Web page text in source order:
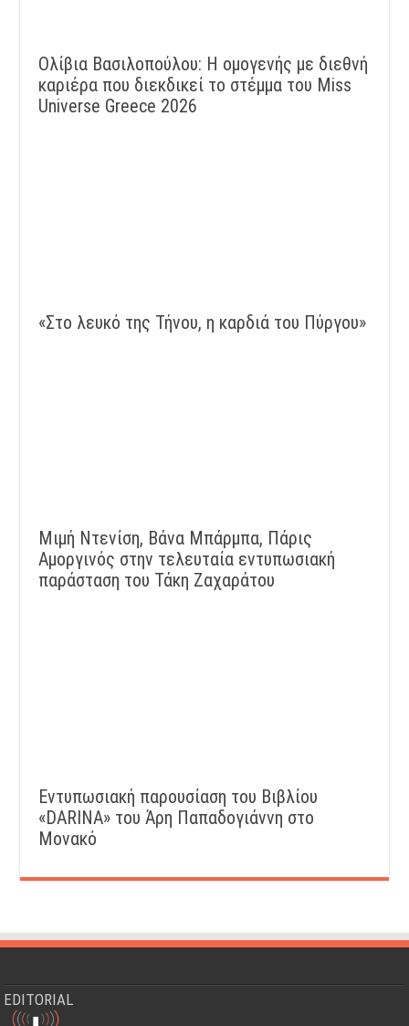
Ολίβια Βασιλοπούλου: Η ομογενής με διεθνή
καριέρα που διεκδικεί το στέμμα του Miss
Universe Greece 2026
«Στο λευκό της Τήνου, η καρδιά του Πύργου»
Μιμή Ντενίση, Βάνα Μπάρμπα, Πάρις
Αμοργινός στην τελευταία εντυπωσιακή
παράσταση του Τάκη Ζαχαράτου
Εντυπωσιακή παρουσίαση του Βιβλίου
«DARINA» του Άρη Παπαδογιάννη στο
Μονακό
EDITORIAL